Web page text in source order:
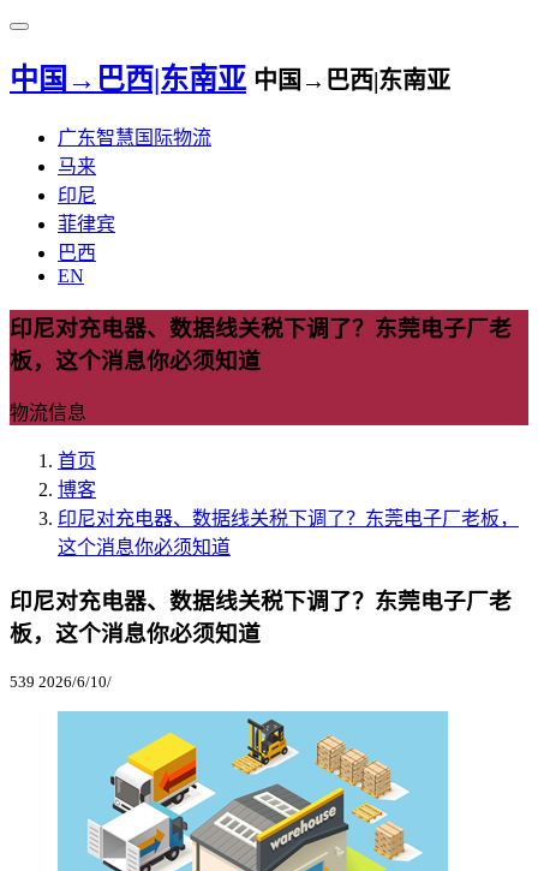
中国→巴西|东南亚 中国→巴西|东南亚
广东智慧国际物流
马来
印尼
菲律宾
巴西
EN
印尼对充电器、数据线关税下调了？东莞电子厂老
板，这个消息你必须知道
物流信息
首页
博客
印尼对充电器、数据线关税下调了？东莞电子厂老板，
这个消息你必须知道
印尼对充电器、数据线关税下调了？东莞电子厂老
板，这个消息你必须知道
539 2026/6/10/